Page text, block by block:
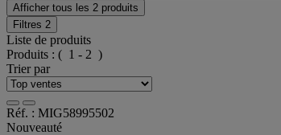
Afficher tous les 2 produits
Filtres 2
Liste de produits
Produits : ( 1 - 2 )
Trier par
Réf. : MIG58995502
Nouveauté